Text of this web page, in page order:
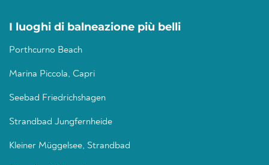
I luoghi di balneazione più belli
Porthcurno Beach
Marina Piccola, Capri
Seebad Friedrichshagen
Strandbad Jungfernheide
Kleiner Müggelsee, Strandbad